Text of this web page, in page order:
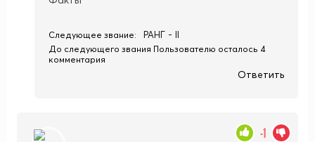
Следующее звание: РАНГ - II
До следующего звания Пользователю осталось 4
комментария
Ответить
-1